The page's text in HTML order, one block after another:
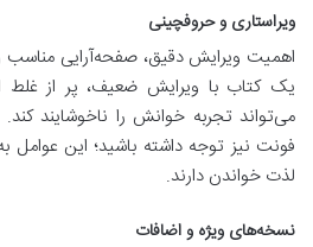
ویراستاری و حروفچینی
اهمیت ویرایش دقیق، صفحه‌آرایی مناسب
یک کتاب با ویرایش ضعیف، پر از غلط
می‌تواند تجربه خوانش را ناخوشایند
فونت نیز توجه داشته باشید؛ این عوامل
لذت خواندن دارند.
نسخه‌های ویژه و اضافات